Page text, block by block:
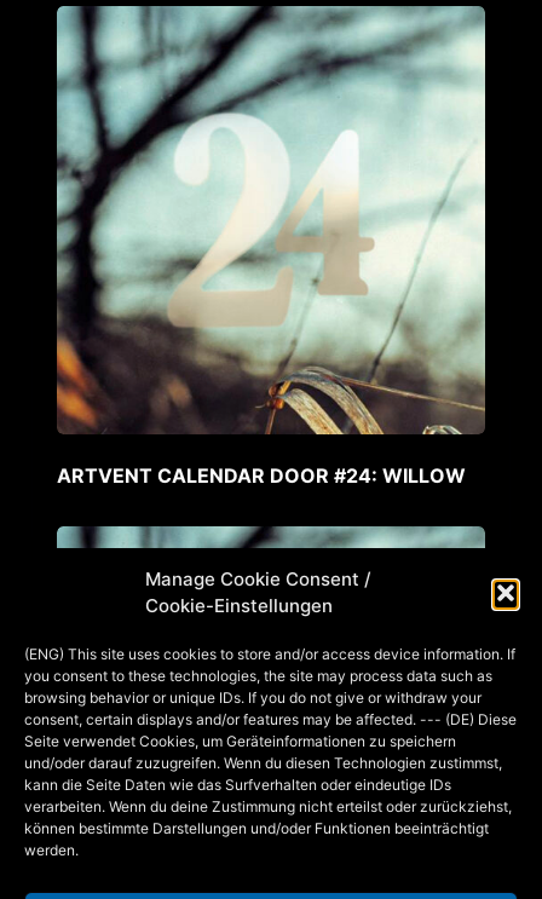
Manage Cookie Consent /
Cookie-Einstellungen
(ENG) This site uses cookies to store and/or access device information. If
you consent to these technologies, the site may process data such as
browsing behavior or unique IDs. If you do not give or withdraw your
consent, certain displays and/or features may be affected. --- (DE) Diese
Seite verwendet Cookies, um Geräteinformationen zu speichern
und/oder darauf zuzugreifen. Wenn du diesen Technologien zustimmst,
kann die Seite Daten wie das Surfverhalten oder eindeutige IDs
verarbeiten. Wenn du deine Zustimmung nicht erteilst oder zurückziehst,
können bestimmte Darstellungen und/oder Funktionen beeinträchtigt
werden.
ARTVENT CALENDAR DOOR #24: WILLOW